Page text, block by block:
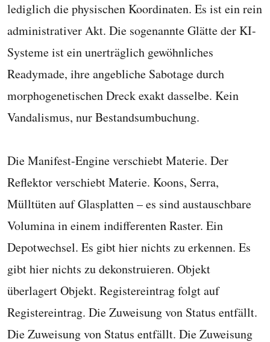
lediglich die physischen Koordinaten. Es ist ein rein
administrativer Akt. Die sogenannte Glätte der KI-
Systeme ist ein unerträglich gewöhnliches
Readymade, ihre angebliche Sabotage durch
morphogenetischen Dreck exakt dasselbe. Kein
Vandalismus, nur Bestandsumbuchung.
Die Manifest-Engine verschiebt Materie. Der
Reflektor verschiebt Materie. Koons, Serra,
Mülltüten auf Glasplatten – es sind austauschbare
Volumina in einem indifferenten Raster. Ein
Depotwechsel. Es gibt hier nichts zu erkennen. Es
gibt hier nichts zu dekonstruieren. Objekt
überlagert Objekt. Registereintrag folgt auf
Registereintrag. Die Zuweisung von Status entfällt.
Die Zuweisung von Status entfällt. Die Zuweisung